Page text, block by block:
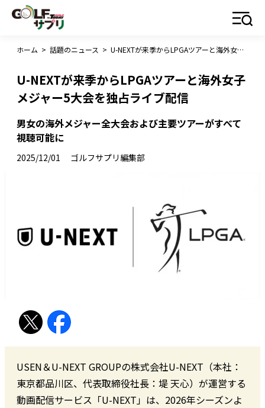
ホーム > 話題のニュース > U-NEXTが来季からLPGAツアーと海外女子メジャー5大会を独占ライブ配信
U-NEXTが来季からLPGAツアーと海外女子
メジャー5大会を独占ライブ配信
男女の海外メジャー全大会および主要ツアーがすべて
視聴可能に
2025/12/01 ゴルフサプリ編集部
USEN＆U-NEXT GROUPの株式会社U-NEXT（本社：
東京都品川区、代表取締役社長：堤 天心）が運営する
動画配信サービス「U-NEXT」は、2026年シーズンよ